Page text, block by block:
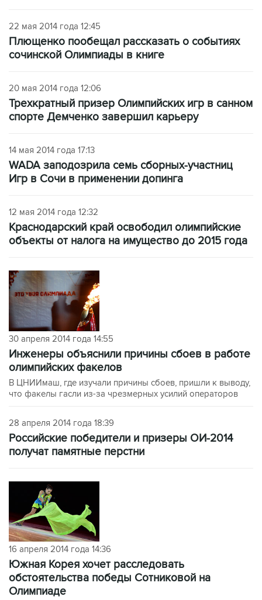
22 мая 2014 года 12:45
Плющенко пообещал рассказать о событиях
сочинской Олимпиады в книге
20 мая 2014 года 12:06
Трехкратный призер Олимпийских игр в санном
спорте Демченко завершил карьеру
14 мая 2014 года 17:13
WADA заподозрила семь сборных-участниц
Игр в Сочи в применении допинга
12 мая 2014 года 12:32
Краснодарский край освободил олимпийские
объекты от налога на имущество до 2015 года
30 апреля 2014 года 14:55
Инженеры объяснили причины сбоев в работе
олимпийских факелов
В ЦНИИмаш, где изучали причины сбоев, пришли к выводу,
что факелы гасли из-за чрезмерных усилий операторов
28 апреля 2014 года 18:39
Российские победители и призеры ОИ-2014
получат памятные перстни
16 апреля 2014 года 14:36
Южная Корея хочет расследовать
обстоятельства победы Сотниковой на
Олимпиаде